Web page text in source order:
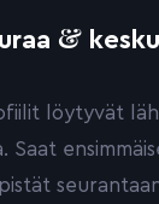
&
löytyvät
Saat